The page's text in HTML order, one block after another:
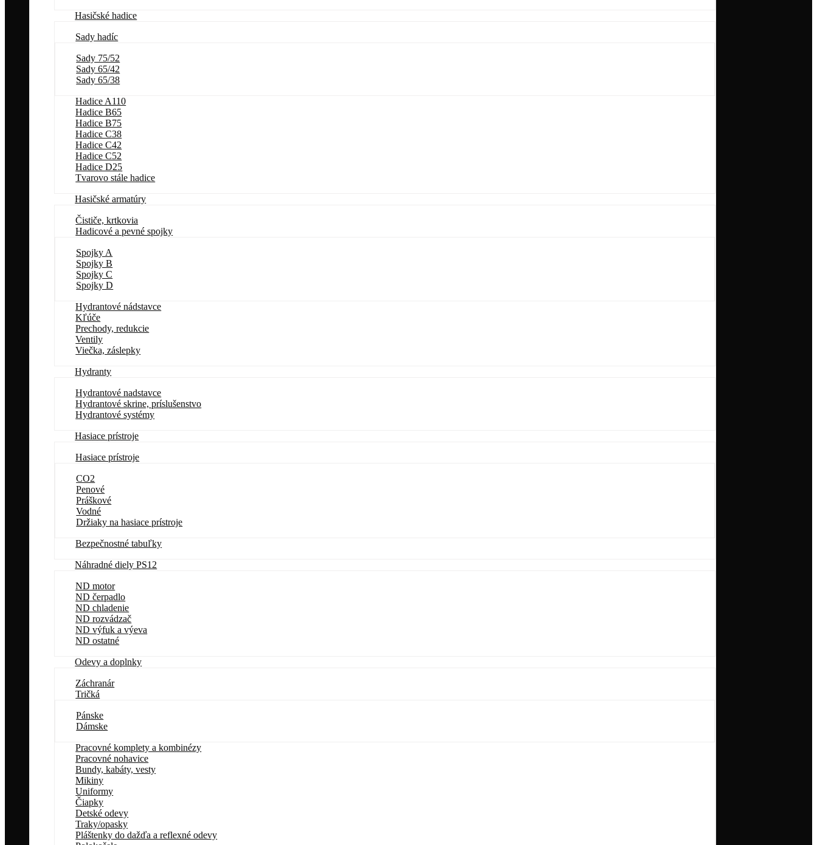
Hasičské hadice
Sady hadíc
Sady 75/52
Sady 65/42
Sady 65/38
Hadice A110
Hadice B65
Hadice B75
Hadice C38
Hadice C42
Hadice C52
Hadice D25
Tvarovo stále hadice
Hasičské armatúry
Čističe, krtkovia
Hadicové a pevné spojky
Spojky A
Spojky B
Spojky C
Spojky D
Hydrantové nádstavce
Kľúče
Prechody, redukcie
Ventily
Viečka, záslepky
Hydranty
Hydrantové nadstavce
Hydrantové skrine, príslušenstvo
Hydrantové systémy
Hasiace prístroje
Hasiace prístroje
CO2
Penové
Práškové
Vodné
Držiaky na hasiace prístroje
Bezpečnostné tabuľky
Náhradné diely PS12
ND motor
ND čerpadlo
ND chladenie
ND rozvádzač
ND výfuk a výeva
ND ostatné
Odevy a doplnky
Záchranár
Tričká
Pánske
Dámske
Pracovné komplety a kombinézy
Pracovné nohavice
Bundy, kabáty, vesty
Mikiny
Uniformy
Čiapky
Detské odevy
Traky/opasky
Pláštenky do dažďa a reflexné odevy